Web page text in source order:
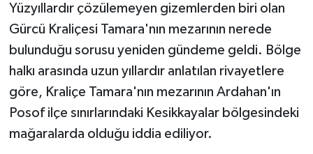
Yüzyıllardır çözülemeyen gizemlerden biri olan
Gürcü Kraliçesi Tamara'nın mezarının nerede
bulunduğu sorusu yeniden gündeme geldi. Bölge
halkı arasında uzun yıllardır anlatılan rivayetlere
göre, Kraliçe Tamara'nın mezarının Ardahan'ın
Posof ilçe sınırlarındaki Kesikkayalar bölgesindeki
mağaralarda olduğu iddia ediliyor.
ÜLKE GÜNDEMİ
YAŞAM
YEREL
Yerel Haberler